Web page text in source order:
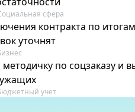
сфера
контракта по
уточнят
по соцзаказу и
учет